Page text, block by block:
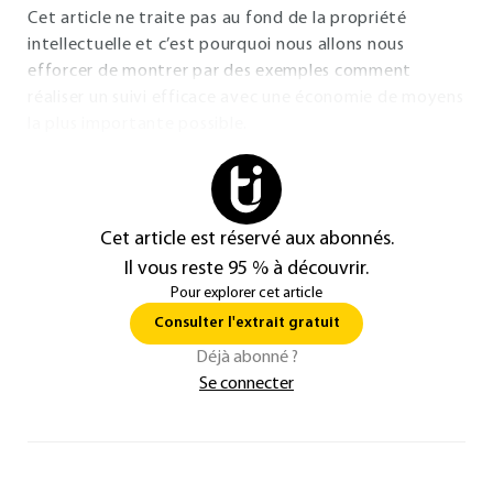
Cet article ne traite pas au fond de la propriété
intellectuelle et c’est pourquoi nous allons nous
efforcer de montrer par des exemples comment
Cet article est réservé aux abonnés.
Il vous reste 95 % à découvrir.
Pour explorer cet article
Consulter l'extrait gratuit
Déjà abonné ?
Se connecter